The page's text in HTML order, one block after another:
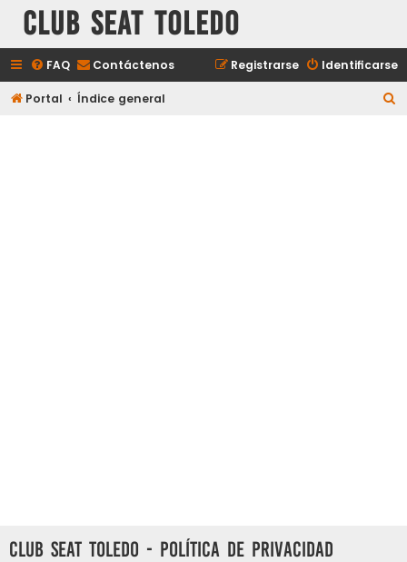
Club Seat Toledo
FAQ Contáctenos Identificarse
Registrarse
Portal Índice general
Club Seat Toledo - Política de privacidad